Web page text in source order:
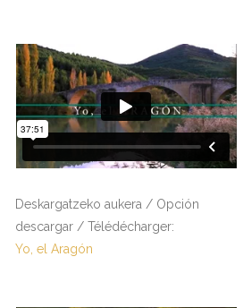
Deskargatzeko aukera / Opción
descargar / Télédécharger:
Yo, el Aragón